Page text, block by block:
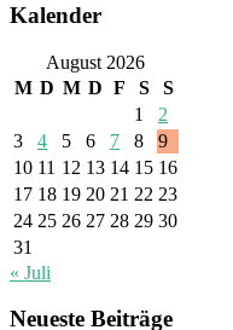
Kalender
August 2026
M D M D F S
S
1
2
3
4 5 6 7 8
9
10 11 12 13 14 15 16
17 18 19 20 21 22 23
24 25 26 27 28 29 30
31
« Juli
Neueste Beiträge